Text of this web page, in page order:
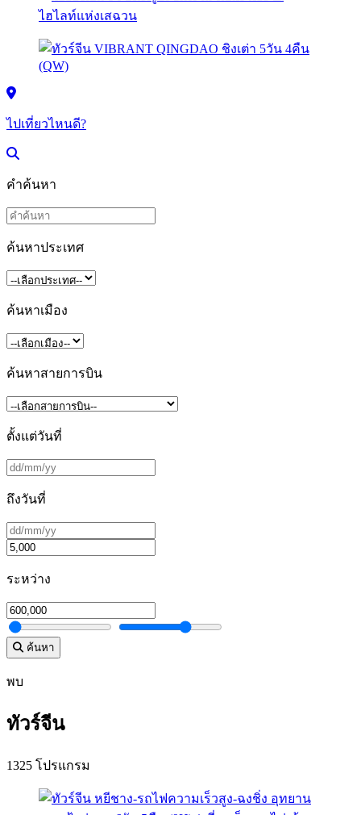
ไปเที่ยวไหนดี?
คำค้นหา
ค้นหาประเทศ
ค้นหาเมือง
ค้นหาสายการบิน
ตั้งแต่วันที่
ถึงวันที่
ระหว่าง
ค้นหา
พบ
ทัวร์จีน
1325 โปรแกรม